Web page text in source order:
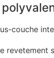
couche
revetement